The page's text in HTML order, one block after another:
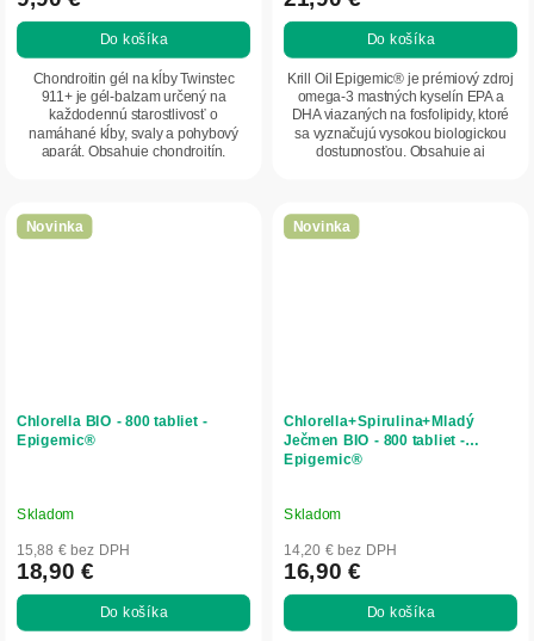
Do košíka
Chondroitin gél na kĺby Twinstec
911+ je gél-balzam určený na
každodennú starostlivosť o
namáhané kĺby, svaly a pohybový
aparát. Obsahuje chondroitín,
Do košíka
Krill Oil Epigemic® je prémiový zdroj
omega-3 mastných kyselín EPA a
DHA viazaných na fosfolipidy, ktoré
sa vyznačujú vysokou biologickou
dostupnosťou. Obsahuje aj
Novinka
Chlorella BIO - 800 tabliet -
Epigemic®
Skladom
15,88 € bez DPH
18,90 €
Do košíka
Novinka
Chlorella+Spirulina+Mladý
Ječmen BIO - 800 tabliet -
Epigemic®
Skladom
14,20 € bez DPH
16,90 €
Do košíka